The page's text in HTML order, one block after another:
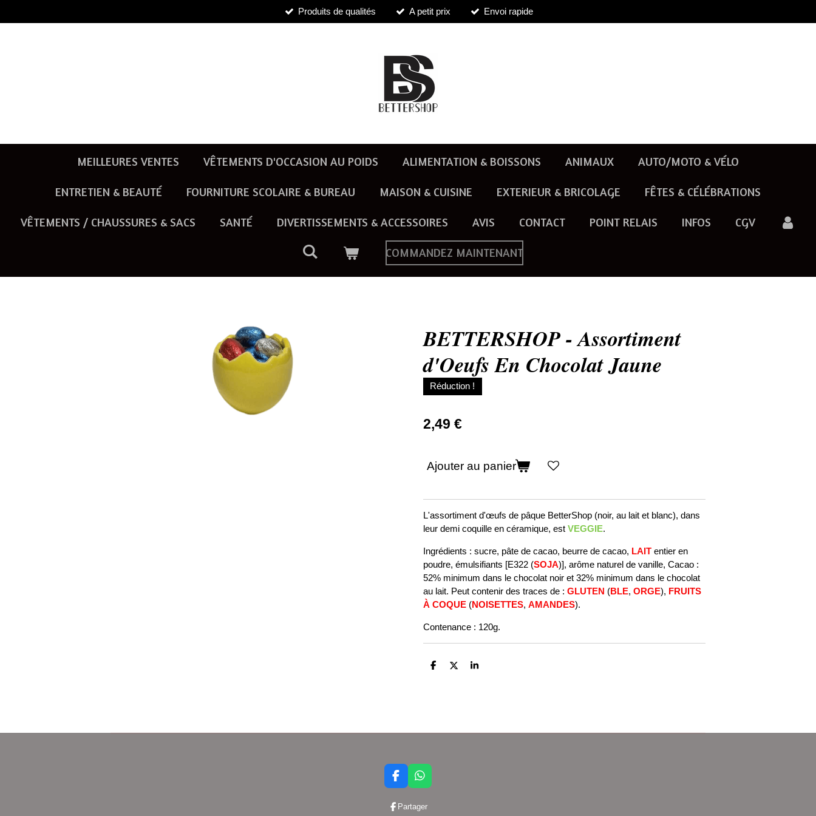
au
Produits de qualités A petit prix Envoi rapide
MEILLEURES VENTES VÊTEMENTS D'OCCASION AU POIDS ALIMENTATION & BOISSONS ANIMAUX AUTO/MOTO & VÉLO
ENTRETIEN & BEAUTÉ FOURNITURE SCOLAIRE & BUREAU MAISON & CUISINE EXTERIEUR & BRICOLAGE FÊTES & CÉLÉBRATIONS
VÊTEMENTS / CHAUSSURES & SACS SANTÉ DIVERTISSEMENTS & ACCESSOIRES AVIS CONTACT POINT RELAIS INFOS CGV
COMMANDEZ MAINTENANT
BETTERSHOP - Assortiment
d'Oeufs En Chocolat Jaune
Réduction !
2,49 €
Ajouter au panier
L'assortiment d'œufs de pâque BetterShop (noir, au lait et blanc), dans
leur demi coquille en céramique, est VEGGIE.
Ingrédients : sucre, pâte de cacao, beurre de cacao, LAIT entier en
poudre, émulsifiants [E322 (SOJA)], arôme naturel de vanille, Cacao :
52% minimum dans le chocolat noir et 32% minimum dans le chocolat
au lait. Peut contenir des traces de : GLUTEN (BLE, ORGE), FRUITS
À COQUE (NOISETTES, AMANDES).
Contenance : 120g.
P
r
P
r
P
r
F
a
c
e
W
h
t
Partager